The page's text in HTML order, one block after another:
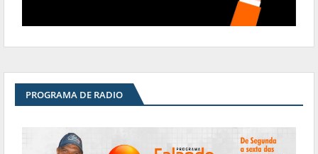
PROGRAMA DE RADIO